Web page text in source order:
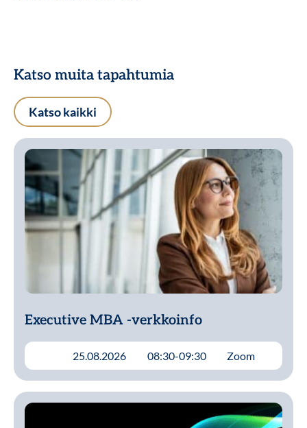
Katso muita tapahtumia
Katso kaikki
Executive MBA -verkkoinfo
Lue lisää 25.08.2026 08:30-09:30 Zoom